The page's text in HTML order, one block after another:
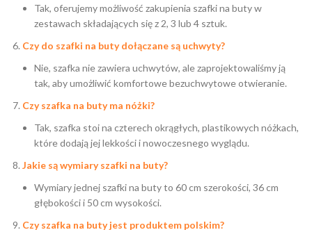
Tak, oferujemy możliwość zakupienia szafki na buty w
zestawach składających się z 2, 3 lub 4 sztuk.
Czy do szafki na buty dołączane są uchwyty?
Nie, szafka nie zawiera uchwytów, ale zaprojektowaliśmy ją
tak, aby umożliwić komfortowe bezuchwytowe otwieranie.
Czy szafka na buty ma nóżki?
Tak, szafka stoi na czterech okrągłych, plastikowych nóżkach,
które dodają jej lekkości i nowoczesnego wyglądu.
Jakie są wymiary szafki na buty?
Wymiary jednej szafki na buty to 60 cm szerokości, 36 cm
głębokości i 50 cm wysokości.
Czy szafka na buty jest produktem polskim?